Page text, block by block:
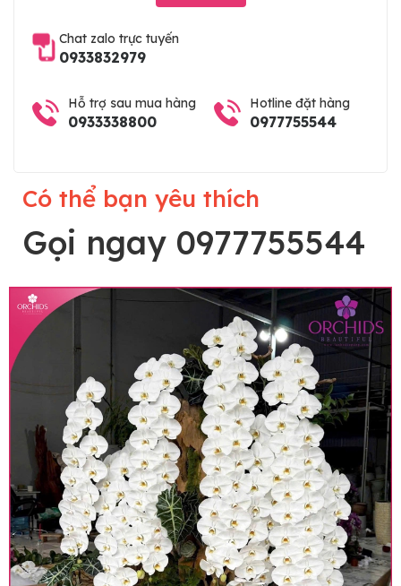
Lưu ý trước khi đặt hàng
• Về cây hoa: Một chậu hoa lan hồ điệp đẹp và
hoàn chỉnh sẽ được phối ghép từ nhiều cây hoa
và tạo dáng hoàn toàn thủ công nên có thể sẽ
khác nhau đôi chút giữa sản phẩm thực tế và
Chat zalo trực tuyến
0933832979
Hỗ trợ sau mua hàng
0933338800
Hotline đặt hàng
0977755544
Có thể bạn yêu thích
Gọi ngay 0977755544